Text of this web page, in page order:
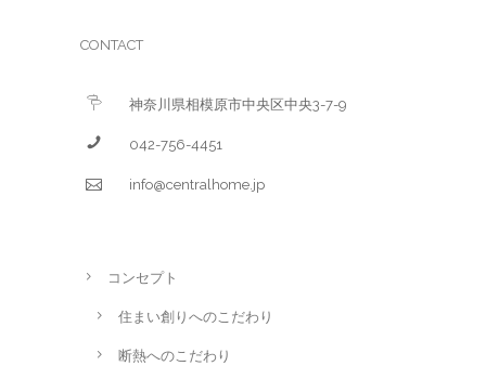
CONTACT
神奈川県相模原市中央区中央3-7-9
042-756-4451
info@centralhome.jp
コンセプト
住まい創りへのこだわり
断熱へのこだわり